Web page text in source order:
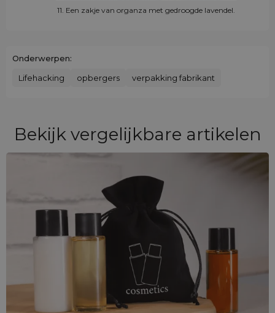
11. Een zakje van organza met gedroogde lavendel.
Onderwerpen:
Lifehacking opbergers verpakking fabrikant
Bekijk vergelijkbare artikelen